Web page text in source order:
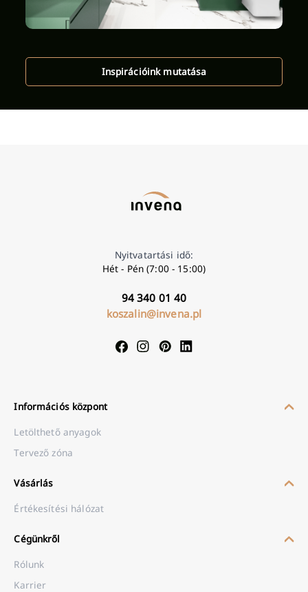
Inspirációink mutatása
Nyitvatartási idő:
Hét - Pén (7:00 - 15:00)
94 340 01 40
koszalin@invena.pl
Információs központ
Letölthető anyagok
Tervező zóna
Vásárlás
Értékesítési hálózat
Cégünkről
Rólunk
Karrier